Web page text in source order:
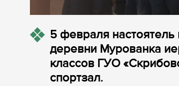
5 февраля
деревни Мурованка
классов ГУО
спортзал.